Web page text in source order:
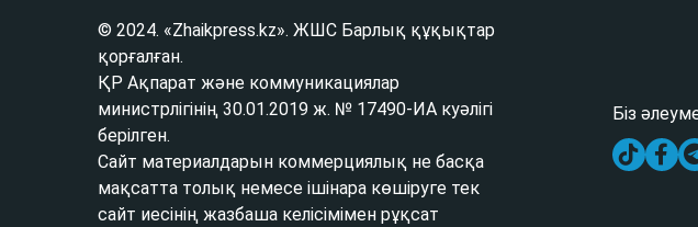
© 2024. «Zhaikpress.kz». ЖШС Барлық құқықтар
қорғалған.
ҚР Ақпарат және коммуникациялар
министрлігінің 30.01.2019 ж. № 17490-ИА куәлігі
берілген.
Сайт материалдарын коммерциялық не басқа
мақсатта толық немесе ішінара көшіруге тек
сайт иесінің жазбаша келісімімен рұқсат
Біз